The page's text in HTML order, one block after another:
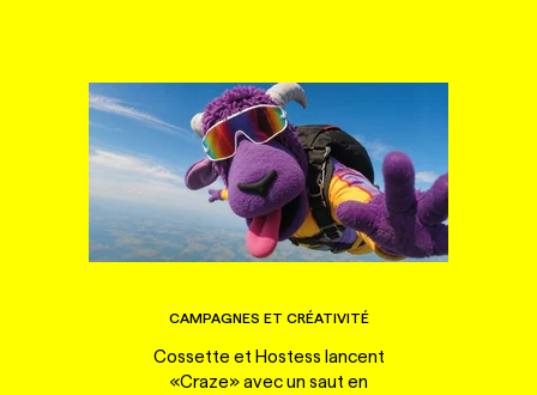
CAMPAGNES ET CRÉATIVITÉ
Cossette et Hostess lancent
«Craze» avec un saut en